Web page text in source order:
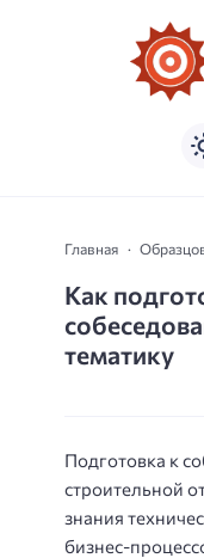
Главная
Как
тематику
Подготовка к
строительной
знания
бизнес-